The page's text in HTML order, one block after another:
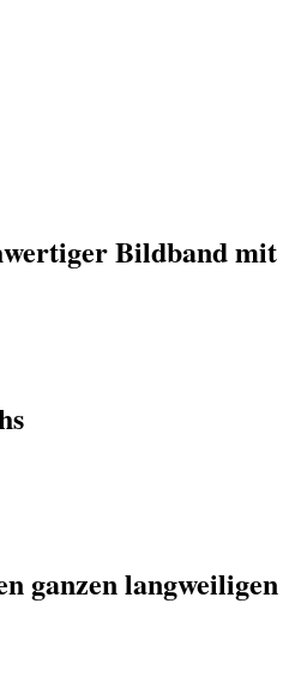
Bildband mit
ganzen